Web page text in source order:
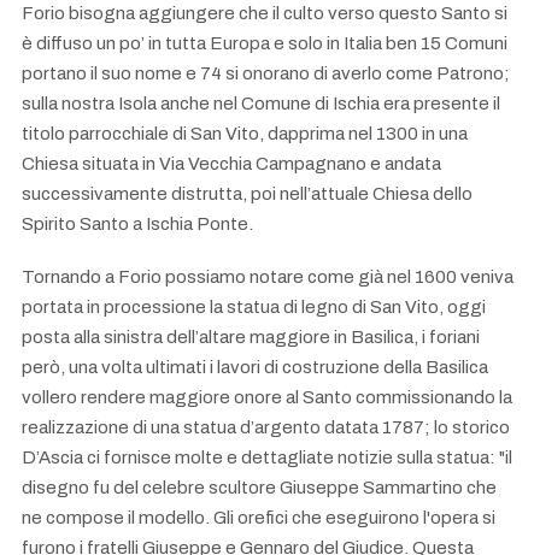
Forio bisogna aggiungere che il culto verso questo Santo si
è diffuso un po’ in tutta Europa e solo in Italia ben 15 Comuni
portano il suo nome e 74 si onorano di averlo come Patrono;
sulla nostra Isola anche nel Comune di Ischia era presente il
titolo parrocchiale di San Vito, dapprima nel 1300 in una
Chiesa situata in Via Vecchia Campagnano e andata
successivamente distrutta, poi nell’attuale Chiesa dello
Spirito Santo a Ischia Ponte.
Tornando a Forio possiamo notare come già nel 1600 veniva
portata in processione la statua di legno di San Vito, oggi
posta alla sinistra dell’altare maggiore in Basilica, i foriani
però, una volta ultimati i lavori di costruzione della Basilica
vollero rendere maggiore onore al Santo commissionando la
realizzazione di una statua d’argento datata 1787; lo storico
D’Ascia ci fornisce molte e dettagliate notizie sulla statua: "il
disegno fu del celebre scultore Giuseppe Sammartino che
ne compose il modello. Gli orefici che eseguirono l'opera si
furono i fratelli Giuseppe e Gennaro del Giudice. Questa